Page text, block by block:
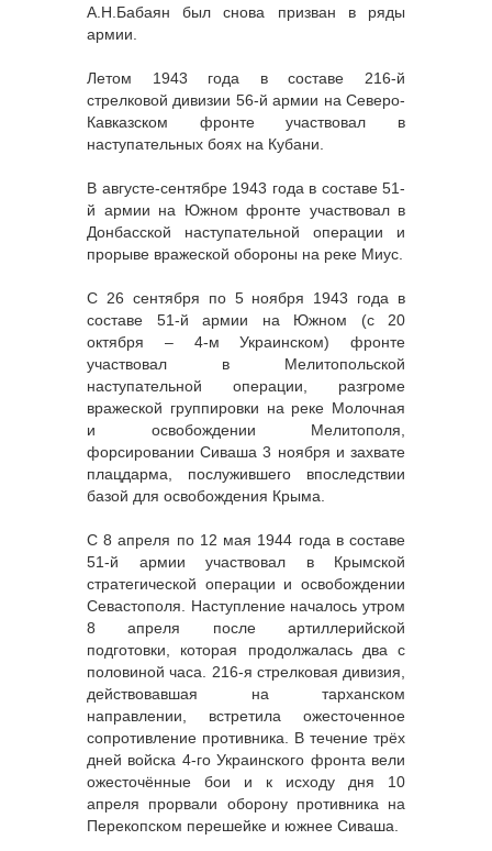
А.Н.Бабаян был снова призван в ряды
армии.
Летом 1943 года в составе 216-й
стрелковой дивизии 56-й армии на Северо-
Кавказском фронте участвовал в
наступательных боях на Кубани.
В августе-сентябре 1943 года в составе 51-
й армии на Южном фронте участвовал в
Донбасской наступательной операции и
прорыве вражеской обороны на реке Миус.
С 26 сентября по 5 ноября 1943 года в
составе 51-й армии на Южном (с 20
октября – 4-м Украинском) фронте
участвовал в Мелитопольской
наступательной операции, разгроме
вражеской группировки на реке Молочная
и освобождении Мелитополя,
форсировании Сиваша 3 ноября и захвате
плацдарма, послужившего впоследствии
базой для освобождения Крыма.
С 8 апреля по 12 мая 1944 года в составе
51-й армии участвовал в Крымской
стратегической операции и освобождении
Севастополя. Наступление началось утром
8 апреля после артиллерийской
подготовки, которая продолжалась два с
половиной часа. 216-я стрелковая дивизия,
действовавшая на тарханском
направлении, встретила ожесточенное
сопротивление противника. В течение трёх
дней войска 4-го Украинского фронта вели
ожесточённые бои и к исходу дня 10
апреля прорвали оборону противника на
Перекопском перешейке и южнее Сиваша.